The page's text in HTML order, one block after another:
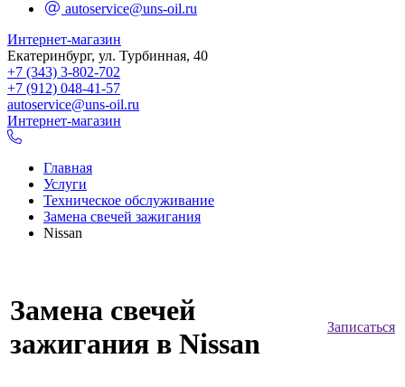
autoservice@uns-oil.ru
Интернет-магазин
Екатеринбург, ул. Турбинная, 40
+7 (343) 3-802-702
+7 (912) 048-41-57
autoservice@uns-oil.ru
Интернет-магазин
Главная
Услуги
Техническое обслуживание
Замена свечей зажигания
Nissan
Замена свечей
зажигания в Nissan
Записаться